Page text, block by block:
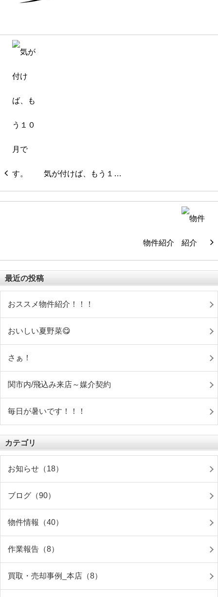
気が付けば、もう１…
物件紹介
最近の投稿
おススメ物件紹介！！！
おいしい夏野菜😋
さぁ！
関市内/飛込み来店～媒介契約
毎日が暑いです！！！
カテゴリ
お知らせ（18）
ブログ（90）
物件情報（40）
作業報告（8）
買取・売却事例_本店（8）